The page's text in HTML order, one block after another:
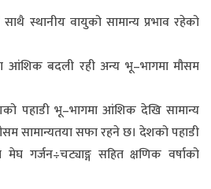
स्थानीय वायुको सामान्य प्रभाव रहेको
आंशिक बदली रही अन्य भू–भागमा मौसम
पहाडी भू–भागमा आंशिक देखि सामान्य
सामान्यतया सफा रहने छ। देशको पहाडी
गर्जन÷चट्याङ्ग सहित क्षणिक वर्षाको